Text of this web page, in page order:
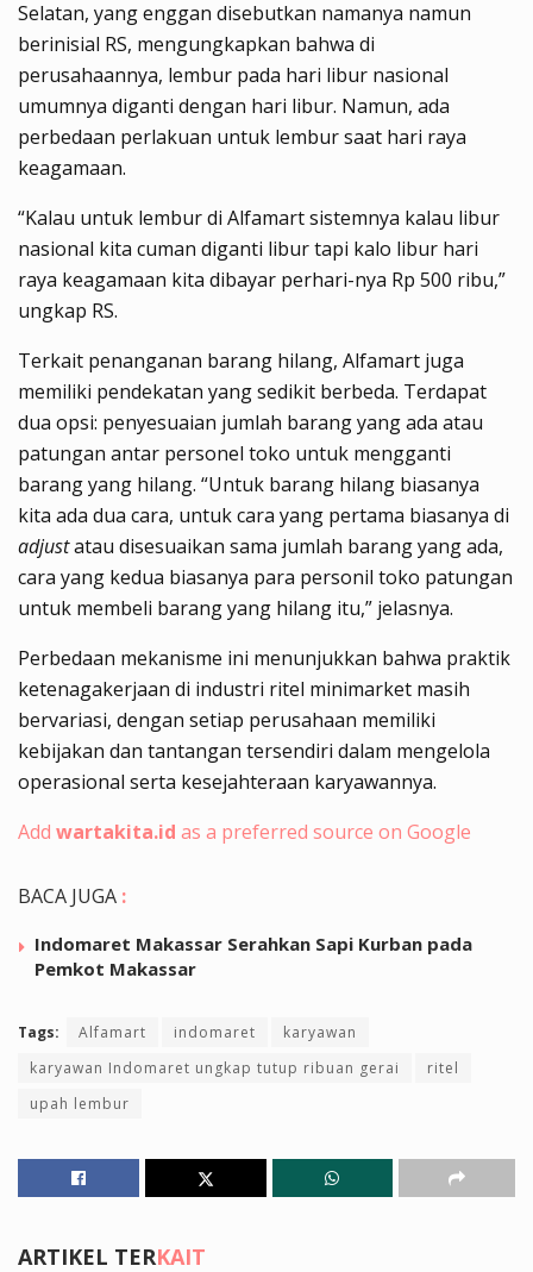
Selatan, yang enggan disebutkan namanya namun
berinisial RS, mengungkapkan bahwa di
perusahaannya, lembur pada hari libur nasional
umumnya diganti dengan hari libur. Namun, ada
perbedaan perlakuan untuk lembur saat hari raya
keagamaan.
“Kalau untuk lembur di Alfamart sistemnya kalau libur
nasional kita cuman diganti libur tapi kalo libur hari
raya keagamaan kita dibayar perhari-nya Rp 500 ribu,”
ungkap RS.
Terkait penanganan barang hilang, Alfamart juga
memiliki pendekatan yang sedikit berbeda. Terdapat
dua opsi: penyesuaian jumlah barang yang ada atau
patungan antar personel toko untuk mengganti
barang yang hilang. “Untuk barang hilang biasanya
kita ada dua cara, untuk cara yang pertama biasanya di
adjustatau disesuaikan sama jumlah barang yang ada,
cara yang kedua biasanya para personil toko patungan
untuk membeli barang yang hilang itu,” jelasnya.
Perbedaan mekanisme ini menunjukkan bahwa praktik
ketenagakerjaan di industri ritel minimarket masih
bervariasi, dengan setiap perusahaan memiliki
kebijakan dan tantangan tersendiri dalam mengelola
operasional serta kesejahteraan karyawannya.
Add wartakita.id as a preferred source on Google
BACA JUGA :
Indomaret Makassar Serahkan Sapi Kurban pada
Pemkot Makassar
Tags: Alfamart indomaret
karyawan
karyawan Indomaret ungkap tutup ribuan gerai
ritel
upah lembur
ARTIKEL TERKAIT